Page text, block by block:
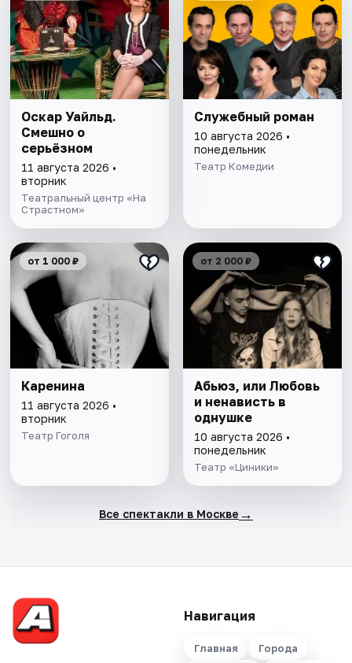
Оскар Уайльд.
Смешно о
серьёзном
11 августа 2026 •
вторник
Театральный центр «На
Страстном»
Служебный роман
10 августа 2026 •
понедельник
Театр Комедии
от 1 000 ₽
Каренина
11 августа 2026 •
вторник
Театр Гоголя
от 2 000 ₽
Абьюз, или Любовь
и ненависть в
однушке
10 августа 2026 •
понедельник
Театр «Циники»
Все спектакли в Москве →
Навигация
Главная Города